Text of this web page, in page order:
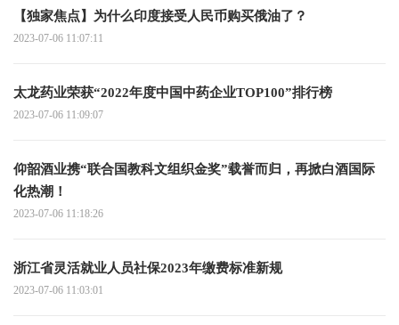
【独家焦点】为什么印度接受人民币购买俄油了？
2023-07-06 11:07:11
太龙药业荣获“2022年度中国中药企业TOP100”排行榜
2023-07-06 11:09:07
仰韶酒业携“联合国教科文组织金奖”载誉而归，再掀白酒国际
化热潮！
2023-07-06 11:18:26
浙江省灵活就业人员社保2023年缴费标准新规
2023-07-06 11:03:01